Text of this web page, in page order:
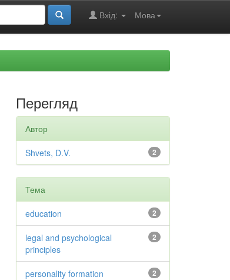
Мова
Вхід:
Перегляд
Автор
2
Shvets, D.V.
Тема
2
education
2
legal and psychological
principles
2
personality formation